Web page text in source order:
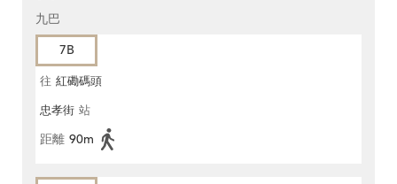
九巴
7B
往 紅磡碼頭
忠孝街 站
距離 90m